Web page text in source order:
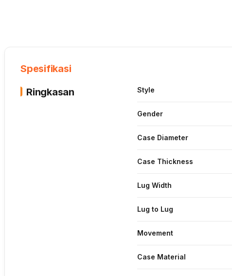
Spesifikasi
Ringkasan
Style
Gender
Case Diameter
Case Thickness
Lug Width
Lug to Lug
Movement
Case Material